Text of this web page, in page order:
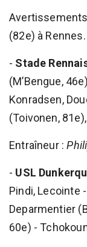
(82e) à Rennes.
- Stade
(M’Bengue,
Konradsen,
(Toivonen,
Entraîneur :
- USL
Pindi, Lecointe
Deparmentier
60e) -